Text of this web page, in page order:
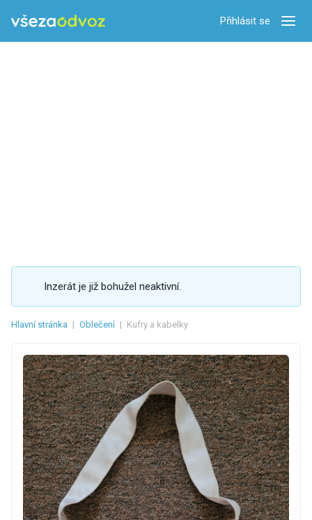
Přihlásit se
Inzerát je již bohužel neaktivní.
Hlavní stránka | Oblečení | Kufry a kabelky